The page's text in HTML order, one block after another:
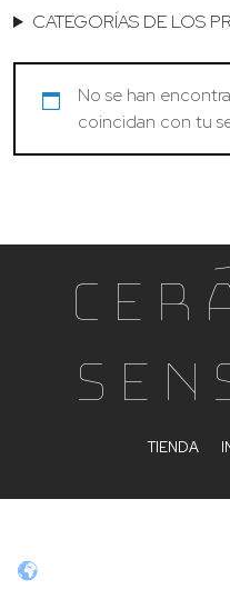
No se han
coincidan con tu
CATEGORÍAS DE LOS
TIENDA